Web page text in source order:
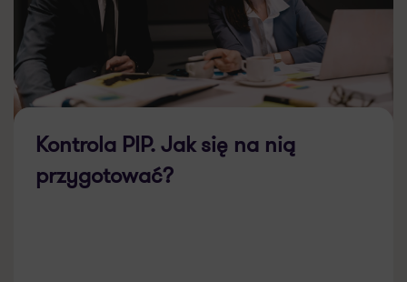
Kontrola PIP. Jak się na nią
przygotować?